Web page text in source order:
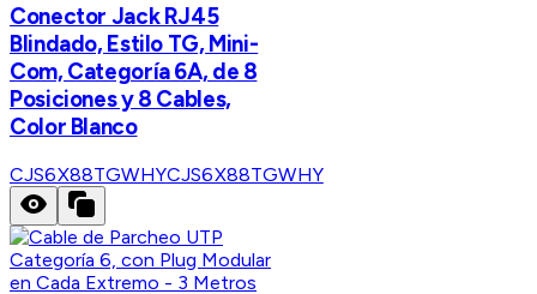
Conector Jack RJ45
Blindado, Estilo TG, Mini-
Com, Categoría 6A, de 8
Posiciones y 8 Cables,
Color Blanco
CJS6X88TGWHYCJS6X88TGWHY